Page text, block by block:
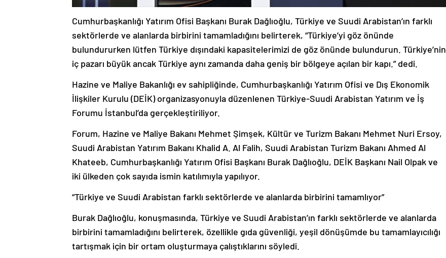
Cumhurbaşkanlığı Yatırım Ofisi Başkanı Burak Dağlıoğlu, Türkiye ve Suudi Arabistan’ın farklı
sektörlerde ve alanlarda birbirini tamamladığını belirterek, “Türkiye’yi göz önünde
bulundururken lütfen Türkiye dışındaki kapasitelerimizi de göz önünde bulundurun. Türkiye’nin
iç pazarı büyük ancak Türkiye aynı zamanda daha geniş bir bölgeye açılan bir kapı.” dedi.
Hazine ve Maliye Bakanlığı ev sahipliğinde, Cumhurbaşkanlığı Yatırım Ofisi ve Dış Ekonomik
İlişkiler Kurulu (DEİK) organizasyonuyla düzenlenen Türkiye-Suudi Arabistan Yatırım ve İş
Forumu İstanbul’da gerçekleştiriliyor.
Forum, Hazine ve Maliye Bakanı Mehmet Şimşek, Kültür ve Turizm Bakanı Mehmet Nuri Ersoy,
Suudi Arabistan Yatırım Bakanı Khalid A. Al Falih, Suudi Arabistan Turizm Bakanı Ahmed Al
Khateeb, Cumhurbaşkanlığı Yatırım Ofisi Başkanı Burak Dağlıoğlu, DEİK Başkanı Nail Olpak ve
iki ülkeden çok sayıda ismin katılımıyla yapılıyor.
“Türkiye ve Suudi Arabistan farklı sektörlerde ve alanlarda birbirini tamamlıyor”
Burak Dağlıoğlu, konuşmasında, Türkiye ve Suudi Arabistan’ın farklı sektörlerde ve alanlarda
birbirini tamamladığını belirterek, özellikle gıda güvenliği, yeşil dönüşümde bu tamamlayıcılığı
tartışmak için bir ortam oluşturmaya çalıştıklarını söyledi.